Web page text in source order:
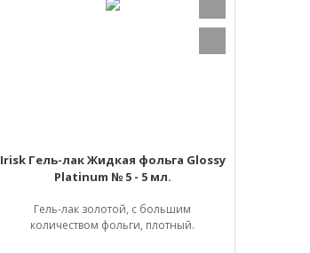
Irisk Гель-лак Жидкая фольга Glossy
Platinum № 5 - 5 мл.
Гель-лак золотой, с большим
количеством фольги, плотный.